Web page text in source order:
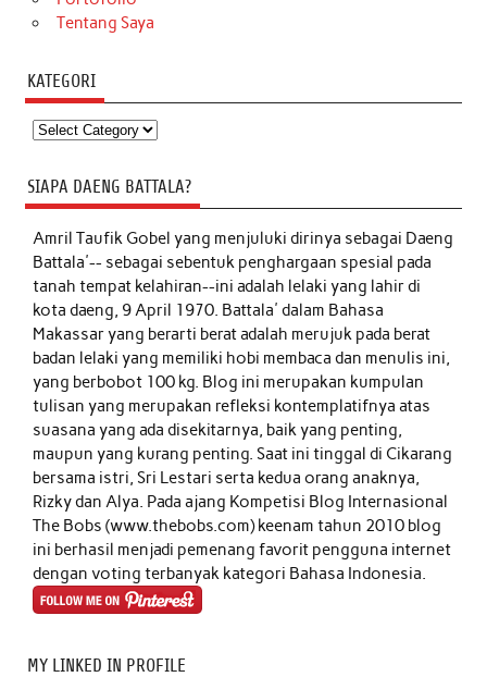
Tentang Saya
KATEGORI
Kategori
SIAPA DAENG BATTALA?
Amril Taufik Gobelyang menjuluki dirinya sebagai Daeng
Battala'-- sebagai sebentuk penghargaan spesial pada
tanah tempat kelahiran--ini adalah lelaki yang lahir di
kota daeng, 9 April 1970. Battala' dalam Bahasa
Makassar yang berarti berat adalah merujuk pada berat
badan lelaki yang memiliki hobi membaca dan menulis ini,
yang berbobot 100 kg. Blog ini merupakan kumpulan
tulisan yang merupakan refleksi kontemplatifnya atas
suasana yang ada disekitarnya, baik yang penting,
maupun yang kurang penting. Saat ini tinggal di Cikarang
bersama istri, Sri Lestari serta kedua orang anaknya,
Rizky dan Alya. Pada ajang Kompetisi Blog Internasional
The Bobs (www.thebobs.com) keenam tahun 2010 blog
ini berhasil menjadi pemenang favorit pengguna internet
dengan voting terbanyak kategori Bahasa Indonesia.
MY LINKED IN PROFILE